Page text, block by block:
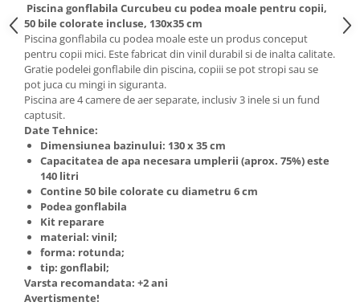
Piscina gonflabila Curcubeu cu podea moale pentru copii,
50 bile colorate incluse, 130x35 cm
Piscina gonflabila cu podea moale este un produs conceput
pentru copii mici. Este fabricat din vinil durabil si de inalta calitate.
Gratie podelei gonflabile din piscina, copiii se pot stropi sau se
pot juca cu mingi in siguranta.
Piscina are 4 camere de aer separate, inclusiv 3 inele si un fund
captusit.
Date Tehnice:
Dimensiunea bazinului: 130 x 35 cm
Capacitatea de apa necesara umplerii (aprox. 75%) este
140 litri
Contine 50 bile colorate cu diametru 6 cm
Podea gonflabila
Kit reparare
material: vinil;
forma: rotunda;
tip: gonflabil;
Varsta recomandata: +2 ani
Avertismente!